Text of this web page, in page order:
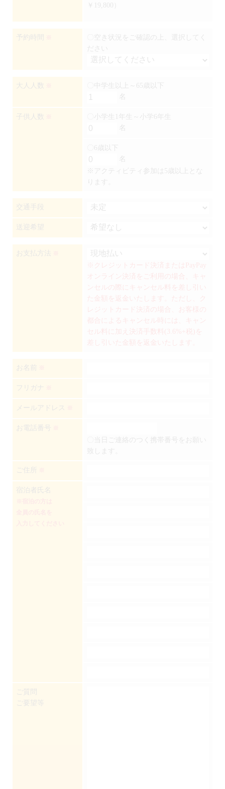
￥19,800）
予約時間
〇空き状況をご確認の上、選択してく
ださい
大人人数
〇中学生以上～65歳以下
名
子供人数
〇小学生1年生～小学6年生
名
〇6歳以下
名
※アクティビティ参加は5歳以上とな
交通手段
送迎希望
お支払方法
※クレジットカード決済またはPayPay
オンライン決済をご利用の場合、キャ
ンセルの際にキャンセル料を差し引い
た金額を返金いたします。ただし、ク
レジットカード決済の場合、お客様の
都合によるキャンセル時には、キャン
セル料に加え決済手数料(3.6%+税)を
差し引いた金額を返金いたします。
お名前
フリガナ
メールアドレス
お電話番号
〇当日ご連絡のつく携帯番号をお願い
致します。
ご住所
宿泊者氏名
ご要望等